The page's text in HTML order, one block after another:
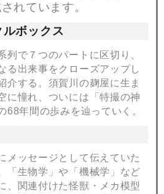
れています。
ルボックス
列で７つのパートに区切り、
る出来事をクローズアップし
介する。須賀川の麹屋に生ま
に憧れ、ついには「特撮の神
68年間の歩みを辿っていく。
メッセージとして伝えていた
「生物学」や「機械学」など
、関連付けた怪獣・メカ模型